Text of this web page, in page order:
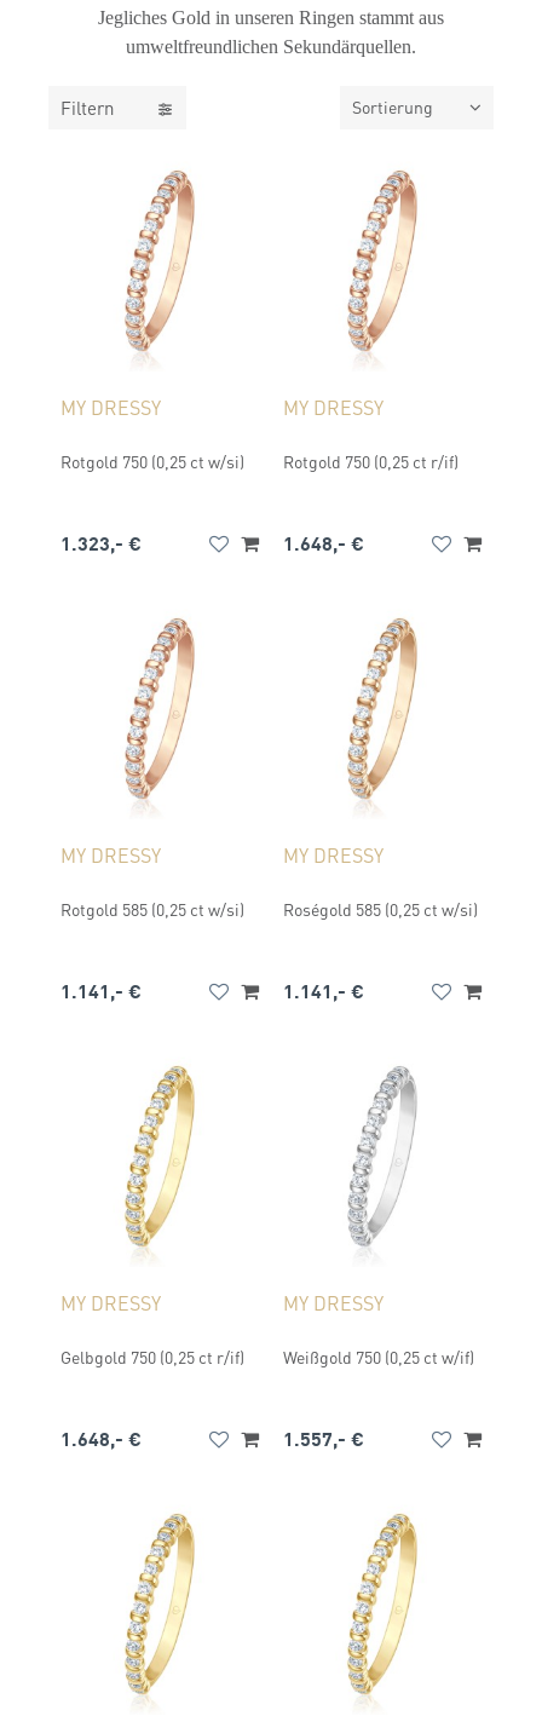
Jegliches Gold in unseren Ringen stammt aus
umweltfreundlichen Sekundärquellen.
Filtern Sortierung
MY DRESSY
Rotgold 750 (0,25 ct w/si)
1.323,- €
MY DRESSY
Rotgold 750 (0,25 ct r/if)
1.648,- €
MY DRESSY
Rotgold 585 (0,25 ct w/si)
1.141,- €
MY DRESSY
Roségold 585 (0,25 ct w/si)
1.141,- €
MY DRESSY
Gelbgold 750 (0,25 ct r/if)
1.648,- €
MY DRESSY
Weißgold 750 (0,25 ct w/if)
1.557,- €